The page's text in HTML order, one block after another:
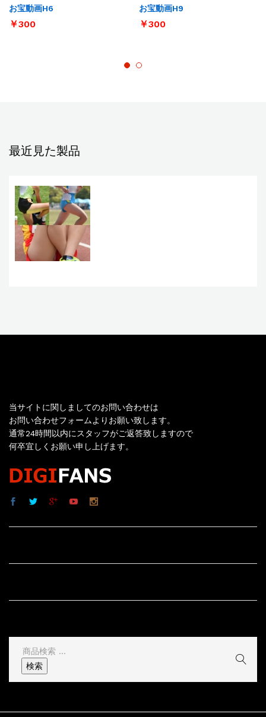
お宝動画H6
￥300
お宝動画H9
￥300
最近見た製品
当サイトに関しましてのお問い合わせは
お問い合わせフォームよりお願い致します。
通常24時間以内にスタッフがご返答致しますので
何卒宜しくお願い申し上げます。
検
索
結
検索